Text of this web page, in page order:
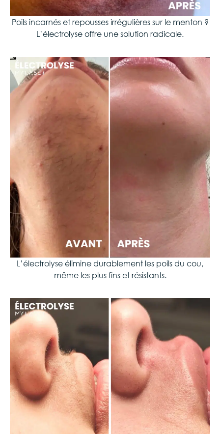
Poils incarnés et repousses irrégulières sur le menton ?
L’électrolyse offre une solution radicale.
L’électrolyse élimine durablement les poils du cou,
même les plus fins et résistants.